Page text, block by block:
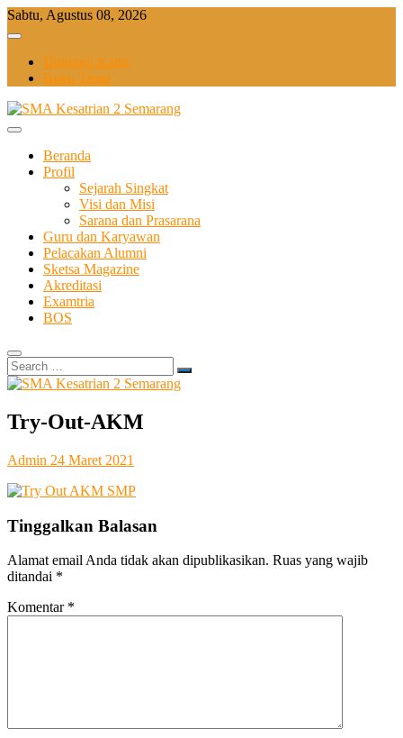
Skip
to
Sabtu, Agustus 08, 2026
Hubungi Kami
Buku Tamu
Beranda
Profil
Sejarah Singkat
Visi dan Misi
Sarana dan Prasarana
Guru dan Karyawan
Pelacakan Alumni
Sketsa Magazine
Akreditasi
Examtria
BOS
Search
…
SMA Kesatrian 2 Semarang
Try-Out-AKM
Admin 24 Maret 2021
Tinggalkan Balasan
Alamat email Anda tidak akan dipublikasikan. Ruas yang wajib
ditandai *
Komentar *